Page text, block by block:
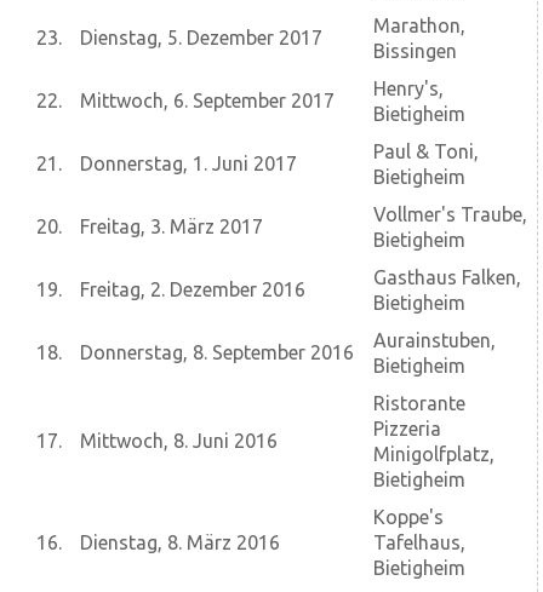
23. Dienstag, 5. Dezember 2017
Marathon,
Bissingen
22. Mittwoch, 6. September 2017
Henry's,
Bietigheim
21. Donnerstag, 1. Juni 2017
Paul & Toni,
Bietigheim
20. Freitag, 3. März 2017
Vollmer's Traube,
Bietigheim
19. Freitag, 2. Dezember 2016
Gasthaus Falken,
Bietigheim
18. Donnerstag, 8. September 2016
Aurainstuben,
Bietigheim
17. Mittwoch, 8. Juni 2016
Ristorante
Pizzeria
Minigolfplatz,
Bietigheim
16. Dienstag, 8. März 2016
Koppe's
Tafelhaus,
Bietigheim